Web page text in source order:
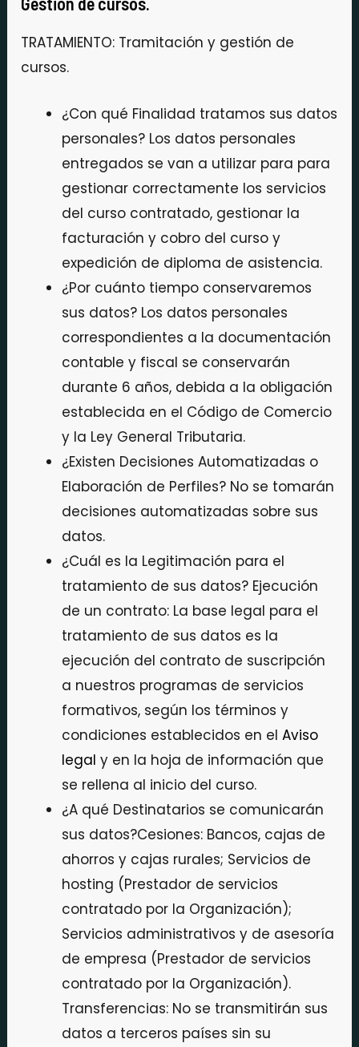
TRATAMIENTO: Tramitación y gestión de
cursos.
¿Con qué Finalidad tratamos sus datos
personales? Los datos personales
entregados se van a utilizar para para
gestionar correctamente los servicios
del curso contratado, gestionar la
facturación y cobro del curso y
expedición de diploma de asistencia.
¿Por cuánto tiempo conservaremos
sus datos? Los datos personales
correspondientes a la documentación
contable y fiscal se conservarán
durante 6 años, debida a la obligación
establecida en el Código de Comercio
y la Ley General Tributaria.
¿Existen Decisiones Automatizadas o
Elaboración de Perfiles? No se tomarán
decisiones automatizadas sobre sus
datos.
¿Cuál es la Legitimación para el
tratamiento de sus datos? Ejecución
de un contrato: La base legal para el
tratamiento de sus datos es la
ejecución del contrato de suscripción
a nuestros programas de servicios
formativos, según los términos y
condiciones establecidos en elAviso
legal y en la hoja de información que
se rellena al inicio del curso.
¿A qué Destinatarios se comunicarán
sus datos?Cesiones: Bancos, cajas de
ahorros y cajas rurales; Servicios de
hosting (Prestador de servicios
contratado por la Organización);
Servicios administrativos y de asesoría
de empresa (Prestador de servicios
contratado por la Organización).
Transferencias: No se transmitirán sus
datos a terceros países sin su